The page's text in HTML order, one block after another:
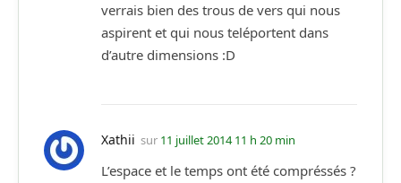
verrais bien des trous de vers qui nous
aspirent et qui nous teléportent dans
d’autre dimensions :D
Xathii sur 11 juillet 2014 11 h 20 min
L’espace et le temps ont été compréssés ?